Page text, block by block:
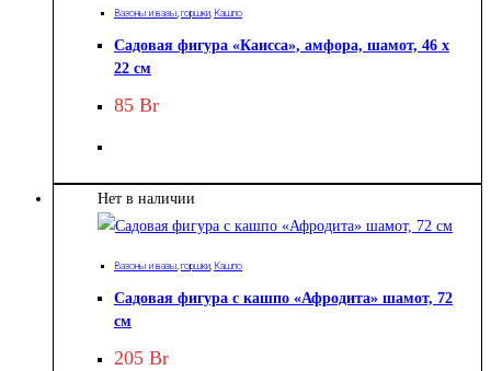
Вазоны и вазы, горшки, Кашпо
Садовая фигура «Каисса», амфора, шамот, 46 х
22 см
85 Br
Нет в наличии
Вазоны и вазы, горшки, Кашпо
Садовая фигура с кашпо «Афродита» шамот, 72
см
205 Br